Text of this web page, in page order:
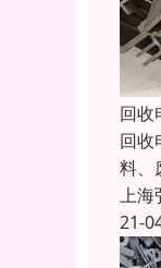
回收
回收
料、
上海
21-